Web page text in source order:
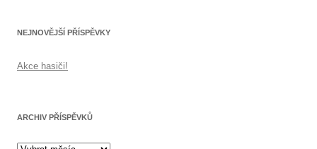
NEJNOVĚJŠÍ PŘÍSPĚVKY
Akce hasiči!
ARCHIV PŘÍSPĚVKŮ